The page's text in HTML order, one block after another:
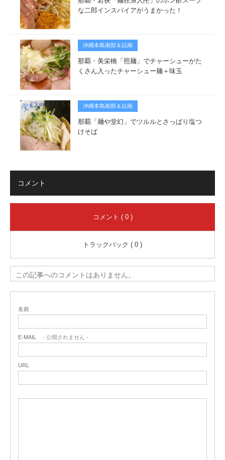
な二郎インスパイアがうまかった！
沖縄本島南部＆以南
那覇・美栄橋「照麺」でチャーシューがた
くさん入ったチャーシュー麺＋味玉
沖縄本島南部＆以南
那覇「麺や堂幻」でツルルとさっぱり塩つ
けそば
コメント
コメント ( 0 )
トラックバック ( 0 )
この記事へのコメントはありません。
名前
E-MAIL - 公開されません -
URL